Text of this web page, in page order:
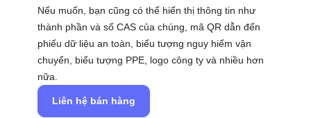
Nếu muốn, bạn cũng có thể hiển thị thông tin như
thành phần và số CAS của chúng, mã QR dẫn đến
phiếu dữ liệu an toàn, biểu tượng nguy hiểm vận
chuyển, biểu tượng PPE, logo công ty và nhiều hơn
nữa.
Liên hệ bán hàng